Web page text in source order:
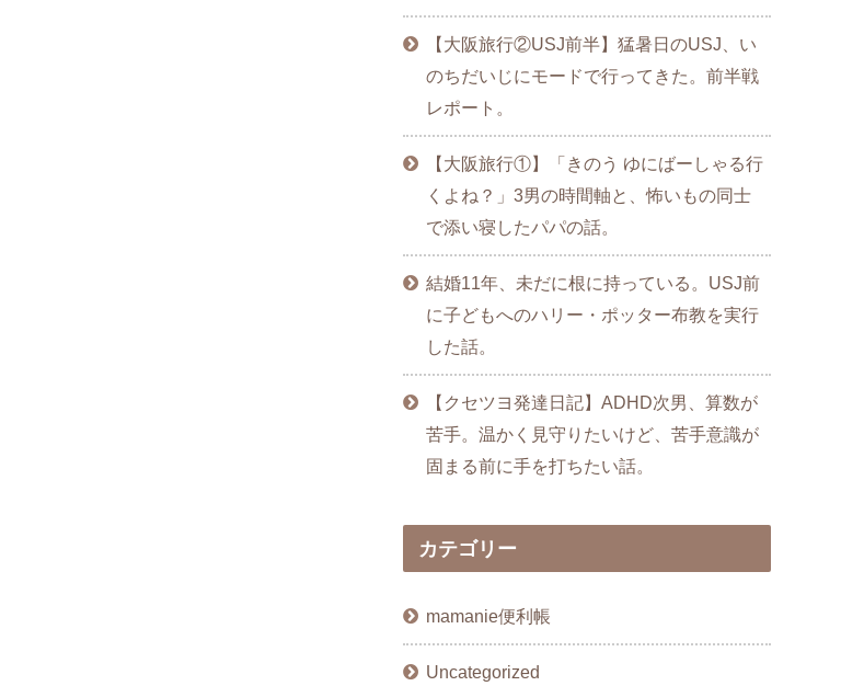
【大阪旅行②USJ前半】猛暑日のUSJ、い
のちだいじにモードで行ってきた。前半戦
レポート。
【大阪旅行①】「きのう ゆにばーしゃる行
くよね？」3男の時間軸と、怖いもの同士
で添い寝したパパの話。
結婚11年、未だに根に持っている。USJ前
に子どもへのハリー・ポッター布教を実行
した話。
【クセツヨ発達日記】ADHD次男、算数が
苦手。温かく見守りたいけど、苦手意識が
固まる前に手を打ちたい話。
カテゴリー
mamanie便利帳
Uncategorized